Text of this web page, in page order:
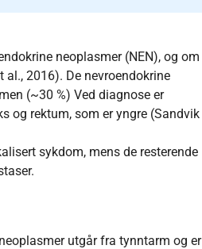
neoplasmer (NEN), og om
2016). De nevroendokrine
(~30 %) Ved diagnose er
og rektum, som er yngre (Sandvik
sykdom, mens de resterende
utgår fra tynntarm og er